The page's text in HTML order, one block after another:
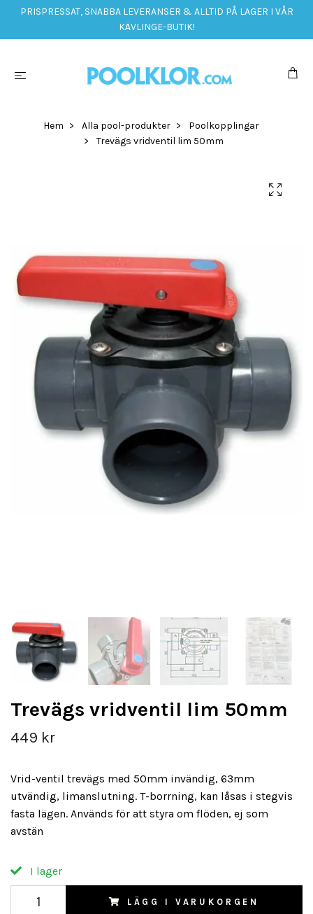
PRISPRESSAT, SNABBA LEVERANSER & ALLTID PÅ LAGER I VÅR
KÄVLINGE-BUTIK!
Hem Alla pool-produkter
Poolkopplingar
Trevägs vridventil lim 50mm
Trevägs vridventil lim 50mm
449 kr
Vrid-ventil trevägs med 50mm invändig, 63mm
utvändig, limanslutning. T-borrning, kan låsas i stegvis
fasta lägen. Används för att styra om flöden, ej som
avstän
I lager
LÄGG I VARUKORGEN